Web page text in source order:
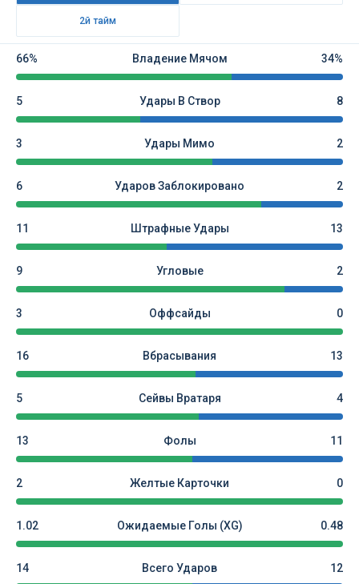
2й тайм
66% Владение Мячом 34%
5 Удары В Створ 8
3 Удары Мимо 2
6 Ударов Заблокировано 2
11 Штрафные Удары 13
9 Угловые 2
3 Оффсайды 0
16 Вбрасывания 13
5 Сейвы Вратаря 4
13 Фолы 11
2 Желтые Карточки 0
1.02 Ожидаемые Голы (xG) 0.48
14 Всего Ударов 12